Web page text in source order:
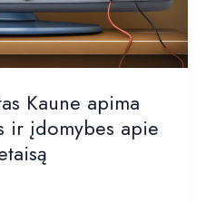
Kaune apima
ir įdomybes apie